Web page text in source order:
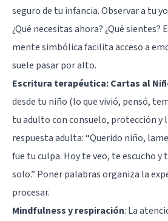
seguro de tu infancia. Observar a tu
¿Qué necesitas ahora? ¿Qué sientes?
mente simbólica facilita acceso a
suele pasar por alto.
Escritura terapéutica: Cartas al
desde tu niño (lo que vivió, pensó,
tu adulto con consuelo, protección y
respuesta adulta: “Querido niño,
fue tu culpa. Hoy te veo, te escucho y
solo.” Poner palabras organiza la
procesar.
Mindfulness y respiración: La